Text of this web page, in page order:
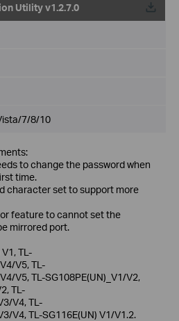
Utility v1.2.7.0
7/8/10
to change the password when
time.
character set to support more
feature to cannot set the
mirrored port.
TL-
V5, TL-
V5, TL-SG108PE(UN)_V1/V2,
TL-
V4, TL-
V4, TL-SG116E(UN) V1/V1.2.